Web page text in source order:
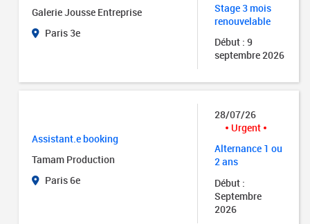
Galerie Jousse Entreprise
Paris 3e
Stage 3 mois
renouvelable
Début : 9
septembre 2026
Assistant.e booking
Tamam Production
Paris 6e
28/07/26
Urgent
Alternance 1 ou
2 ans
Début :
Septembre
2026